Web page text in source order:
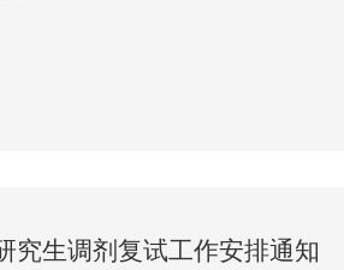
和宁缺毋滥的原则，严格执行政策，
年博士研究生复试录取工作，确保
究生调剂复试工作安排通知